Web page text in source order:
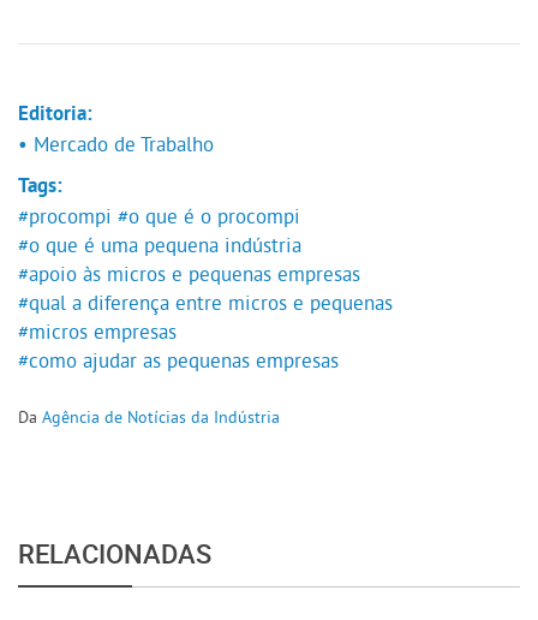
Editoria:
• Mercado de Trabalho
Tags:
#procompi #o que é o procompi
#o que é uma pequena indústria
#apoio às micros e pequenas empresas
#qual a diferença entre micros e pequenas
#micros empresas
#como ajudar as pequenas empresas
Da Agência de Notícias da Indústria
RELACIONADAS